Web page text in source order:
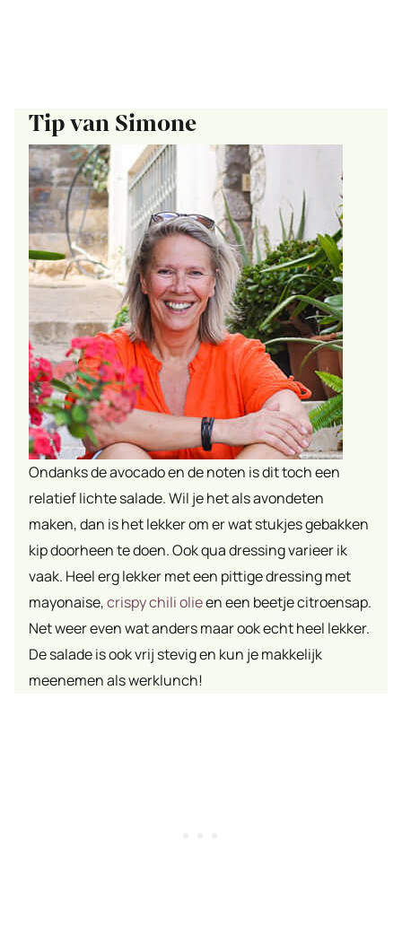
Tip van Simone
Ondanks de avocado en de noten is dit toch een
relatief lichte salade. Wil je het als avondeten
maken, dan is het lekker om er wat stukjes gebakken
kip doorheen te doen. Ook qua dressing varieer ik
vaak. Heel erg lekker met een pittige dressing met
mayonaise,crispy chili olieen een beetje citroensap.
Net weer even wat anders maar ook echt heel lekker.
De salade is ook vrij stevig en kun je makkelijk
meenemen als werklunch!